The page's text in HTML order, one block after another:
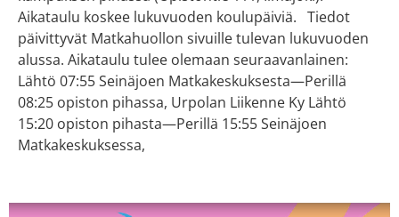
Aikataulu koskee lukuvuoden koulupäiviä. Tiedot
päivittyvät Matkahuollon sivuille tulevan lukuvuoden
alussa. Aikataulu tulee olemaan seuraavanlainen:
Lähtö 07:55 Seinäjoen Matkakeskuksesta—Perillä
08:25 opiston pihassa, Urpolan Liikenne Ky Lähtö
15:20 opiston pihasta—Perillä 15:55 Seinäjoen
Matkakeskuksessa,